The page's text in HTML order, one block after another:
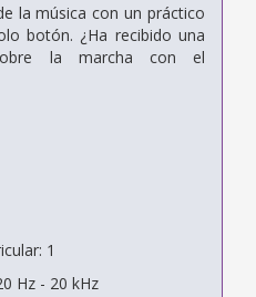
la música con un práctico
botón. ¿Ha recibido una
la marcha con el
1
Hz - 20 kHz